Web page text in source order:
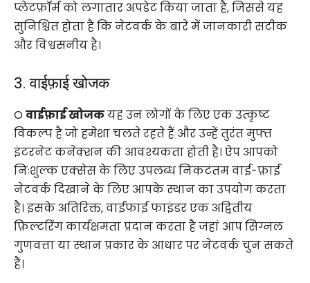
प्लेटफ़ॉर्म को लगातार अपडेट किया जाता है, जिससे यह
सुनिश्चित होता है कि नेटवर्क के बारे में जानकारी सटीक
और विश्वसनीय है।
3. वाईफ़ाई खोजक
Oवाईफ़ाई खोजकयह उन लोगों के लिए एक उत्कृष्ट
विकल्प है जो हमेशा चलते रहते हैं और उन्हें तुरंत मुफ्त
इंटरनेट कनेक्शन की आवश्यकता होती है। ऐप आपको
निःशुल्क एक्सेस के लिए उपलब्ध निकटतम वाई-फ़ाई
नेटवर्क दिखाने के लिए आपके स्थान का उपयोग करता
है। इसके अतिरिक्त, वाईफाई फाइंडर एक अद्वितीय
फ़िल्टरिंग कार्यक्षमता प्रदान करता है जहां आप सिग्नल
गुणवत्ता या स्थान प्रकार के आधार पर नेटवर्क चुन सकते
हैं।